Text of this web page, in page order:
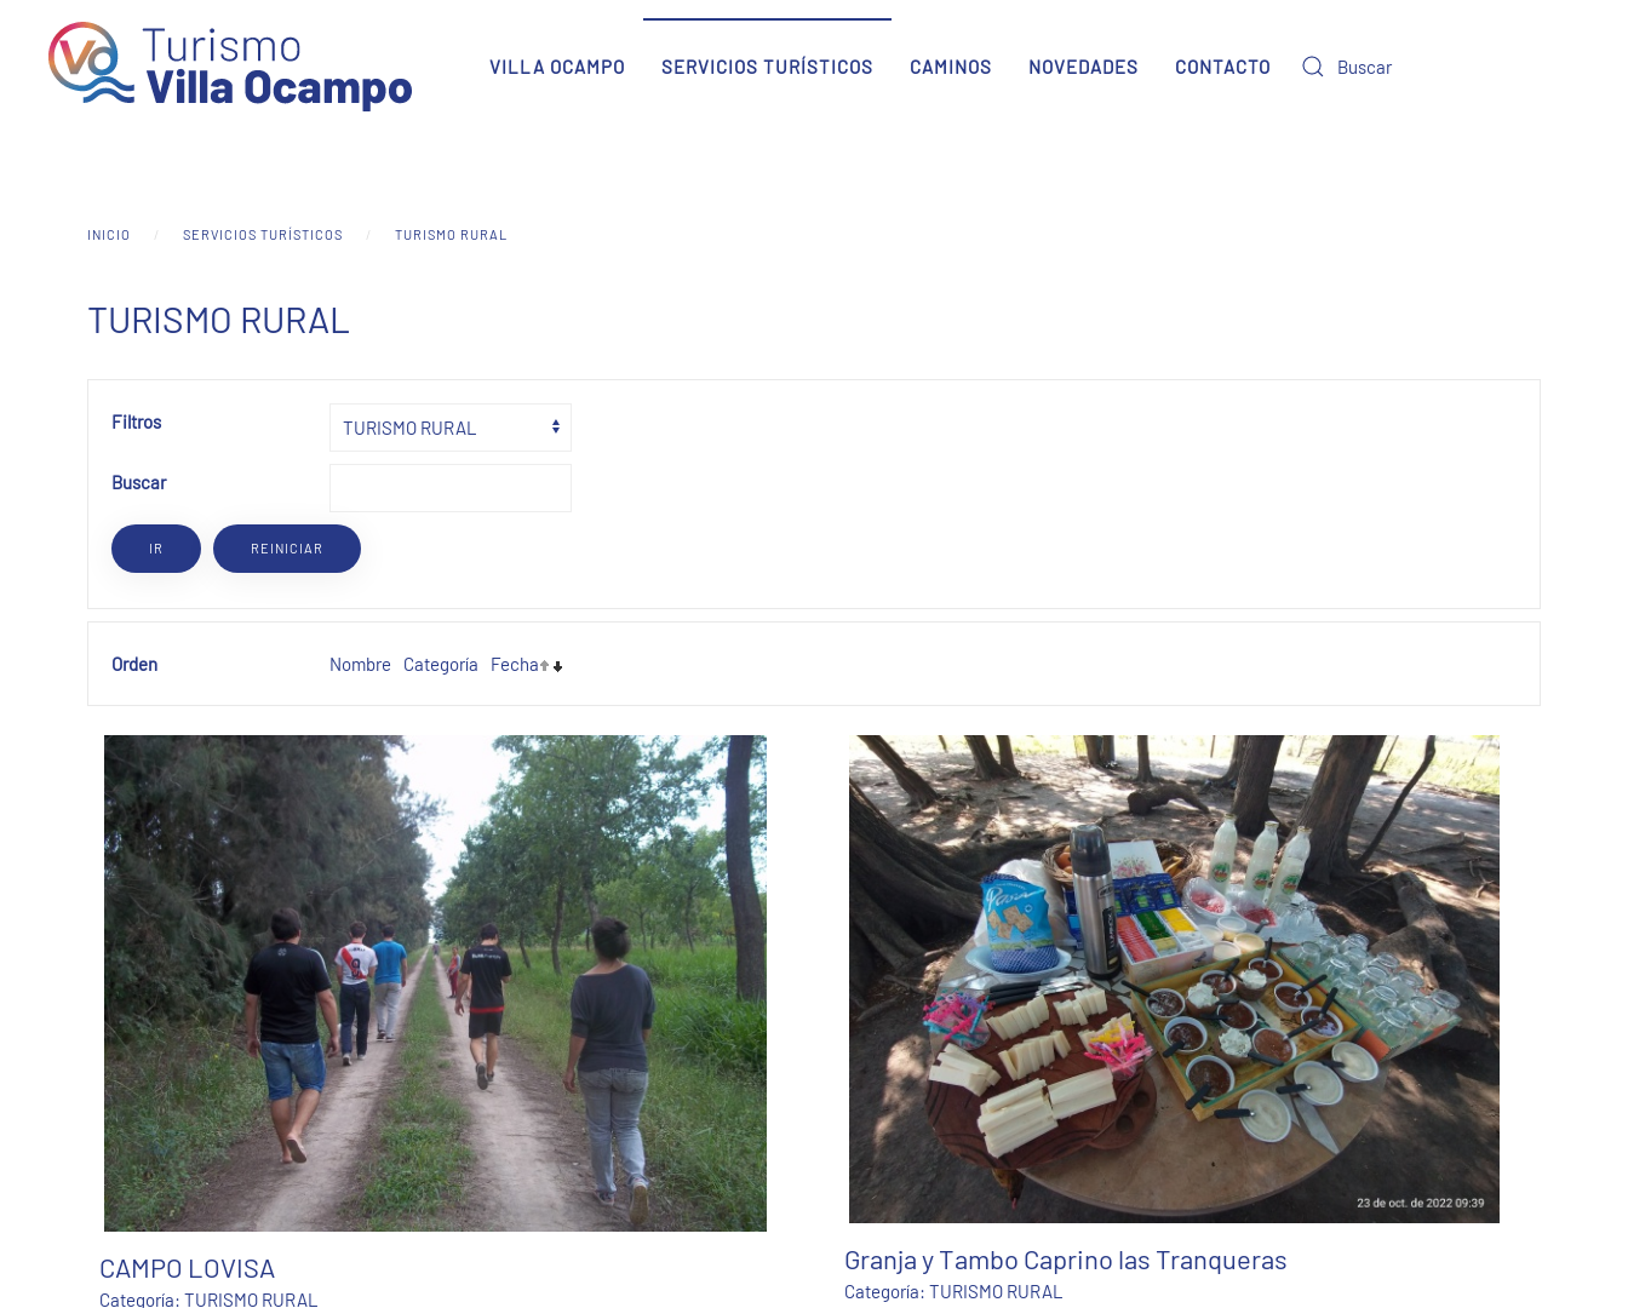
Skip to main content VILLA OCAMPO SERVICIOS TURÍSTICOS CAMINOS NOVEDADES CONTACTO
INICIO SERVICIOS TURÍSTICOS TURISMO RURAL
TURISMO RURAL
Filtros
Buscar
Orden Nombre Categoría Fecha
CAMPO LOVISA
Categoría: TURISMO RURAL
Granja y Tambo Caprino las Tranqueras
Categoría: TURISMO RURAL